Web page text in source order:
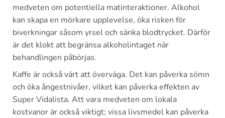
medveten om potentiella matinteraktioner. Alkohol
kan skapa en mörkare upplevelse, öka risken för
biverkningar såsom yrsel och sänka blodtrycket. Därför
är det klokt att begränsa alkoholintaget när
behandlingen påbörjas.
Kaffe är också värt att överväga. Det kan påverka sömn
och öka ångestnivåer, vilket kan påverka effekten av
Super Vidalista. Att vara medveten om lokala
kostvanor är också viktigt; vissa livsmedel kan påverka